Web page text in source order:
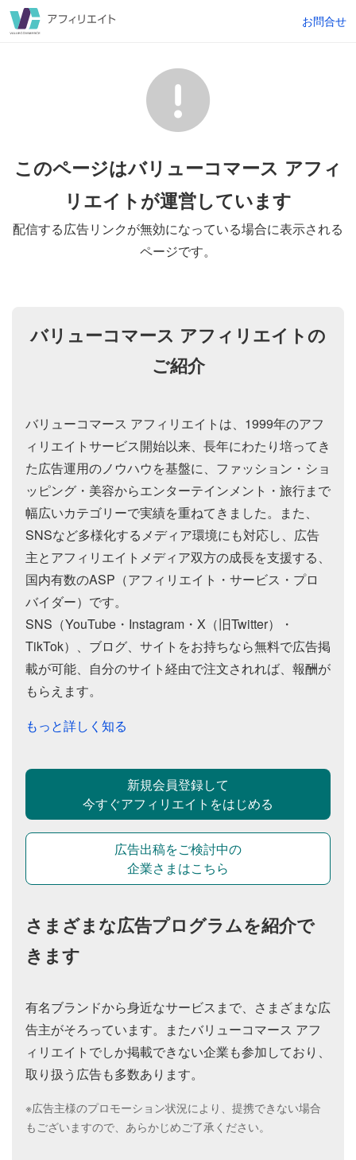
お問合せ
このページはバリューコマース アフィ
リエイトが運営しています
配信する広告リンクが無効になっている場合に表示される
ページです。
バリューコマース アフィリエイトの
ご紹介
バリューコマース アフィリエイトは、1999年のアフ
ィリエイトサービス開始以来、長年にわたり培ってき
た広告運用のノウハウを基盤に、ファッション・ショ
ッピング・美容からエンターテインメント・旅行まで
幅広いカテゴリーで実績を重ねてきました。また、
SNSなど多様化するメディア環境にも対応し、広告
主とアフィリエイトメディア双方の成長を支援する、
国内有数のASP（アフィリエイト・サービス・プロ
バイダー）です。
SNS（YouTube・Instagram・X（旧Twitter）・
TikTok）、ブログ、サイトをお持ちなら無料で広告掲
載が可能、自分のサイト経由で注文されれば、報酬が
もらえます。
もっと詳しく知る
新規会員登録して
今すぐアフィリエイトをはじめる
広告出稿をご検討中の
企業さまはこちら
さまざまな広告プログラムを紹介で
きます
有名ブランドから身近なサービスまで、さまざまな広
告主がそろっています。またバリューコマース アフ
ィリエイトでしか掲載できない企業も参加しており、
取り扱う広告も多数あります。
※広告主様のプロモーション状況により、提携できない場合
もございますので、あらかじめご了承ください。